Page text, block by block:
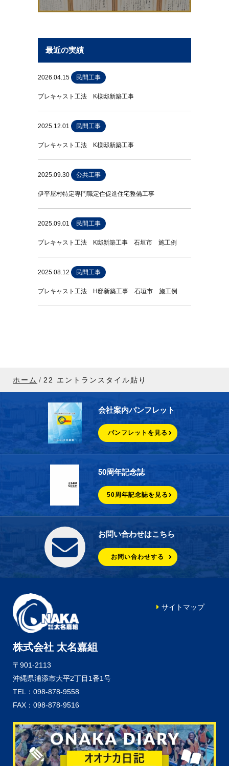
最近の実績
2026.04.15 民間工事
プレキャスト工法 K様邸新築工事
2025.12.01 民間工事
プレキャスト工法 K様邸新築工事
2025.09.30 公共工事
伊平屋村特定専門職定住促進住宅整備工事
2025.09.01 民間工事
プレキャスト工法 K邸新築工事 石垣市 施工例
2025.08.12 民間工事
プレキャスト工法 H邸新築工事 石垣市 施工例
ホーム 22 エントランスタイル貼り
会社案内パンフレット
パンフレットを見る
50周年記念誌
50周年記念誌を見る
お問い合わせはこちら
お問い合わせする
株式会社 太名嘉組
〒901-2113
沖縄県浦添市大平2丁目1番1号
TEL：098-878-9558
FAX：098-878-9516
サイトマップ